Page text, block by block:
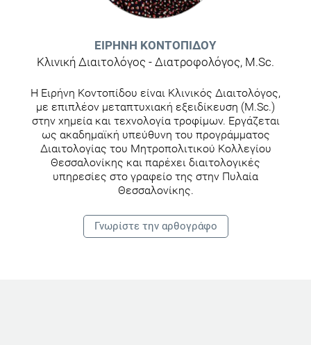
ΕΙΡΉΝΗ ΚΟΝΤΟΠΊΔΟΥ
Κλινική Διαιτολόγος - Διατροφολόγος, M.Sc.
H Eιρήνη Κοντοπίδου είναι Κλινικός Διαιτολόγος,
με επιπλέον μεταπτυχιακή εξειδίκευση (M.Sc.)
στην χημεία και τεχνολογία τροφίμων. Εργάζεται
ως ακαδημαϊκή υπεύθυνη του προγράμματος
Διαιτολογίας του Μητροπολιτικού Κολλεγίου
Θεσσαλονίκης και παρέχει διαιτολογικές
υπηρεσίες στο γραφείο της στην Πυλαία
Θεσσαλονίκης.
Γνωρίστε την αρθογράφο